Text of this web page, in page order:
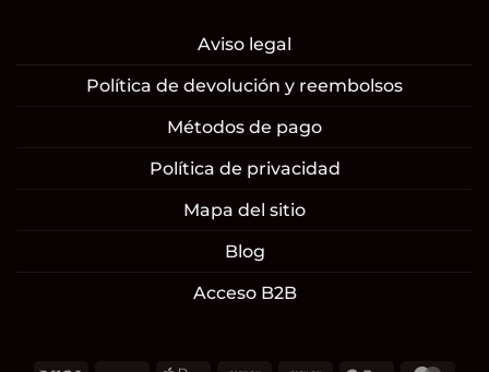
Aviso legal
Política de devolución y reembolsos
Métodos de pago
Política de privacidad
Mapa del sitio
Blog
Acceso B2B